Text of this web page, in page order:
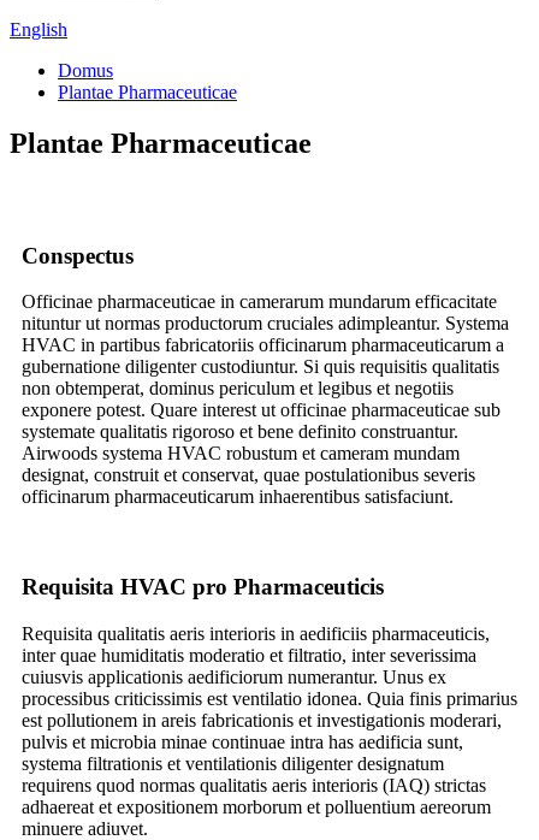
English
Domus
Plantae Pharmaceuticae
Plantae Pharmaceuticae
Conspectus
Officinae pharmaceuticae in camerarum mundarum efficacitate
nituntur ut normas productorum cruciales adimpleantur. Systema
HVAC in partibus fabricatoriis officinarum pharmaceuticarum a
gubernatione diligenter custodiuntur. Si quis requisitis qualitatis
non obtemperat, dominus periculum et legibus et negotiis
exponere potest. Quare interest ut officinae pharmaceuticae sub
systemate qualitatis rigoroso et bene definito construantur.
Airwoods systema HVAC robustum et cameram mundam
designat, construit et conservat, quae postulationibus severis
officinarum pharmaceuticarum inhaerentibus satisfaciunt.
Requisita HVAC pro Pharmaceuticis
Requisita qualitatis aeris interioris in aedificiis pharmaceuticis,
inter quae humiditatis moderatio et filtratio, inter severissima
cuiusvis applicationis aedificiorum numerantur. Unus ex
processibus criticissimis est ventilatio idonea. Quia finis primarius
est pollutionem in areis fabricationis et investigationis moderari,
pulvis et microbia minae continuae intra has aedificia sunt,
systema filtrationis et ventilationis diligenter designatum
requirens quod normas qualitatis aeris interioris (IAQ) strictas
adhaereat et expositionem morborum et polluentium aereorum
minuere adiuvet.